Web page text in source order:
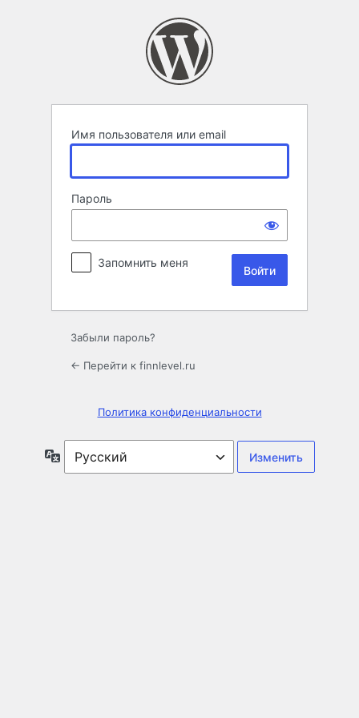
Имя пользователя или email
Пароль
Запомнить меня
Забыли пароль?
← Перейти к finnlevel.ru
Политика конфиденциальности
Язык